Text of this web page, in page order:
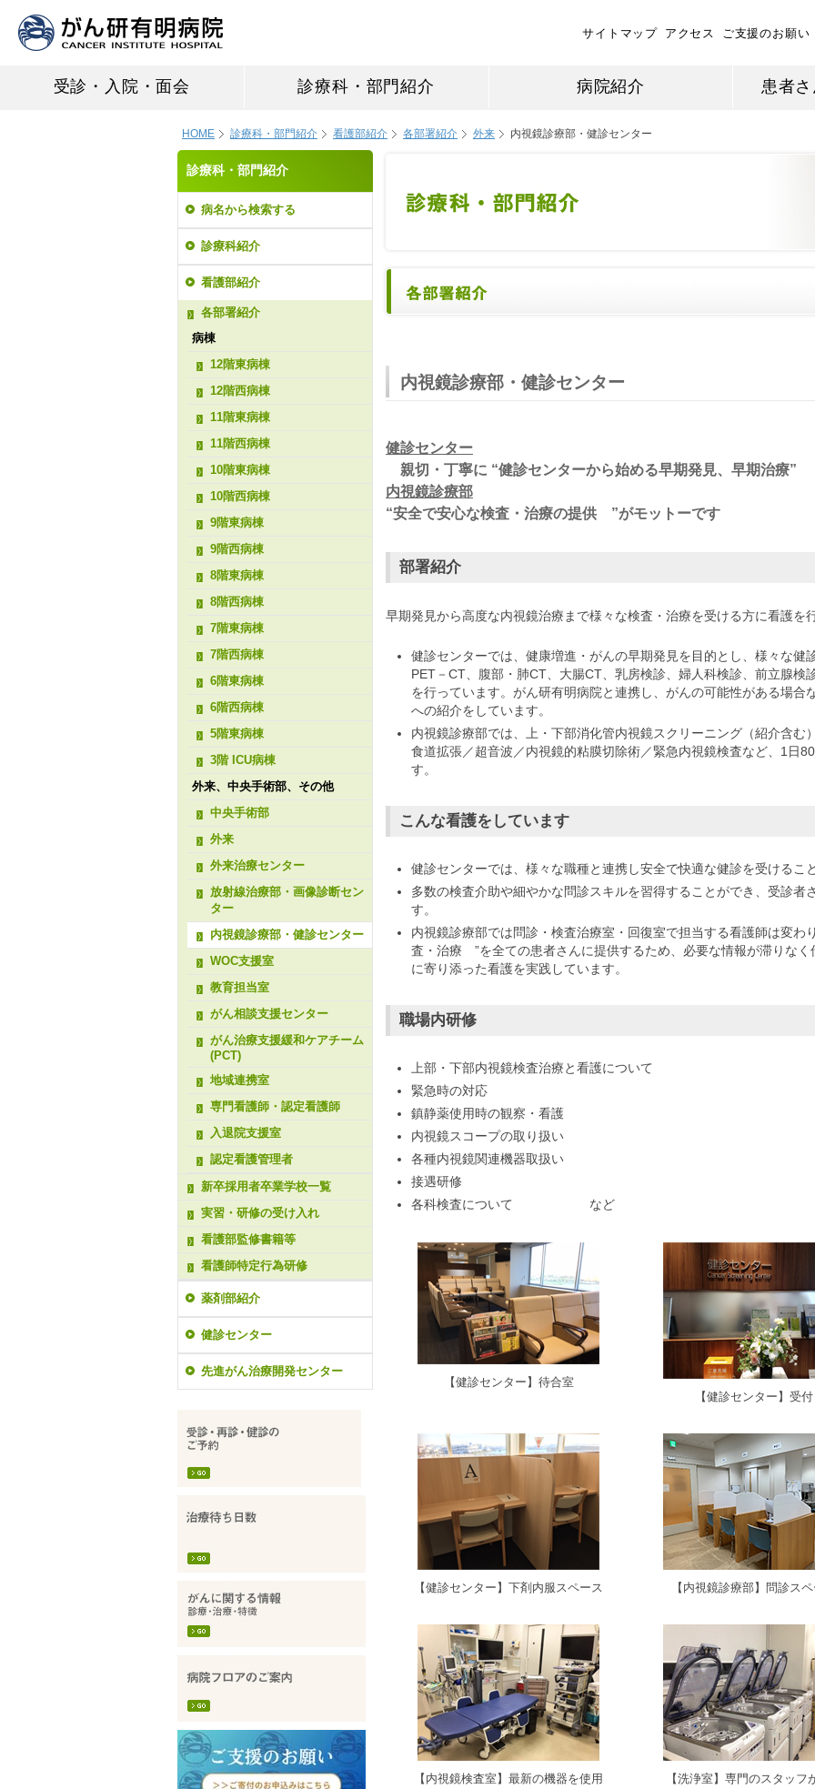
サイトマップ アクセス ご支援のお願い
受診・入院・面会 診療科・部門紹介 病院紹介 患者
HOME 診療科・部門紹介 看護部紹介 各部署紹介 外来 内視鏡診療部・健診センター
内視鏡診療部・健診センター
健診センター
親切・丁寧に “健診センターから始める早期発見、早期治療”
内視鏡診療部
“安全で安心な検査・治療の提供 ”がモットーです
部署紹介
早期発見から高度な内視鏡治療まで様々な検査・治療を受ける方に看護を
健診センターでは、健康増進・がんの早期発見を目的とし、様々な健
PET－CT、腹部・肺CT、大腸CT、乳房検診、婦人科検診、前立腺検
を行っています。がん研有明病院と連携し、がんの可能性がある場合
への紹介をしています。
内視鏡診療部では、上・下部消化管内視鏡スクリーニング（紹介含む
食道拡張／超音波／内視鏡的粘膜切除術／緊急内視鏡検査など、1日
す。
こんな看護をしています
健診センターでは、様々な職種と連携し安全で快適な健診を受けるこ
多数の検査介助や細やかな問診スキルを習得することができ、受診者
す。
内視鏡診療部では問診・検査治療室・回復室で担当する看護師は変わ
査・治療 ”を全ての患者さんに提供するため、必要な情報が滞りな
に寄り添った看護を実践しています。
職場内研修
上部・下部内視鏡検査治療と看護について
緊急時の対応
鎮静薬使用時の観察・看護
内視鏡スコープの取り扱い
各種内視鏡関連機器取扱い
接遇研修
各科検査について など
【健診センター】待合室
【健診センター】受付
【健診センター】下剤内服スペース 【内視鏡診療部】問診ス
【内視鏡検査室】最新の機器を使用 【洗浄室】専門のスタッフ
診療科・部門紹介
病名から検索する
診療科紹介
看護部紹介
各部署紹介
病棟
12階東病棟
12階西病棟
11階東病棟
11階西病棟
10階東病棟
10階西病棟
9階東病棟
9階西病棟
8階東病棟
8階西病棟
7階東病棟
7階西病棟
6階東病棟
6階西病棟
5階東病棟
3階 ICU病棟
外来、中央手術部、その他
中央手術部
外来
外来治療センター
放射線治療部・画像診断セン
ター
内視鏡診療部・健診センター
WOC支援室
教育担当室
がん相談支援センター
がん治療支援緩和ケアチーム
(PCT)
地域連携室
専門看護師・認定看護師
入退院支援室
認定看護管理者
新卒採用者卒業学校一覧
実習・研修の受け入れ
看護部監修書籍等
看護師特定行為研修
薬剤部紹介
健診センター
先進がん治療開発センター